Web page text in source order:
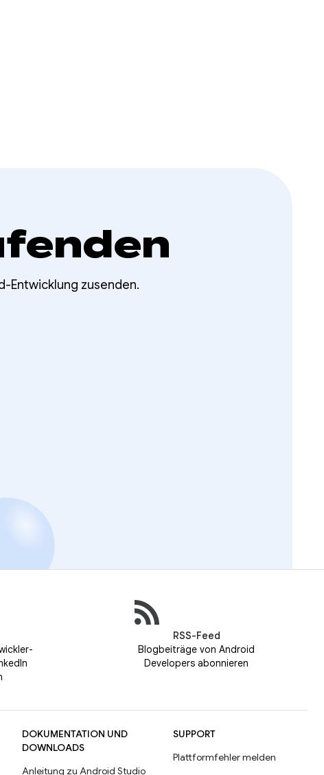
Entwicklung zusenden.
RSS-Feed
Blogbeiträge von Android
Developers abonnieren
DOKUMENTATION UND
DOWNLOADS
Anleitung zu Android Studio
SUPPORT
Plattformfehler melden